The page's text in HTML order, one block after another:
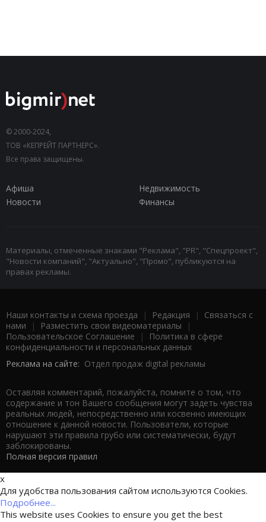
© 2000-2024,
ТОВ «КЕПРЕЙТ ПАРТНЕРС».
Все права защищены.
Афиша
Недвижимость
Новости
Финансы
Материалы, отмеченные знаками "Реклама", "PR", "Спецпроект",
"Новости компаний", "Актуально", "Промо", публикуются на
правах рекламы.
Наши контакты и схема проезда | Редакция | Связаться с
нами | Разместить свои видеоматериалы |
Пользовательское Соглашение |
Политика в сфере
конфиденциальности и персональных данных
Реклама на сайте: Отдел продаж digital рекламы
Оставляя комментарий, пожалуйста, помните о том, что
содержание и тон Вашего сообщения могут задеть чувства
реальных людей, непосредственно или косвенно имеющих
отношение к данной новости. Пользователи, которые
нарушают эти правила грубо или систематически, будут
заблокированы.
Полная версия правил
x
Для удобства пользования сайтом используются Cookies.
Подробнее...
This website uses Cookies to ensure you get the best